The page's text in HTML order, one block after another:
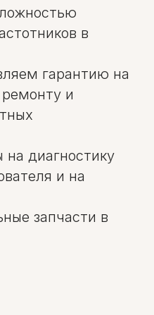
в
гарантию на
ремонту и
диагностику
и на
запчасти в